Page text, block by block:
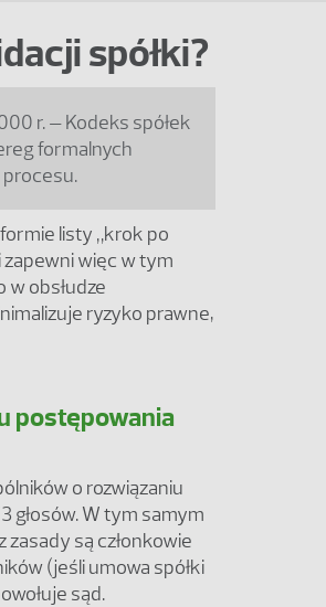
spółki?
r. – Kodeks spółek
formalnych
procesu.
listy „krok po
zapewni więc w tym
obsłudze
ryzyko prawne,
postępowania
o rozwiązaniu
głosów. W tym samym
są członkowie
(jeśli umowa spółki
sąd.